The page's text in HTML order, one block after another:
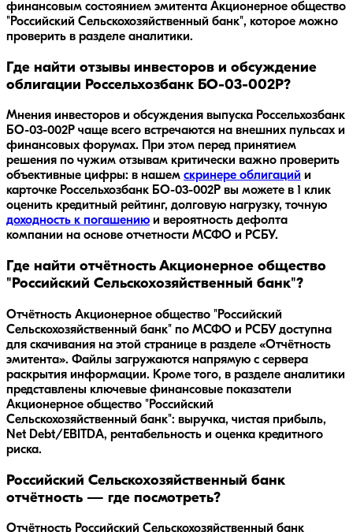
финансовым состоянием эмитента Акционерное общество
"Российский Сельскохозяйственный банк", которое можно
проверить в разделе аналитики.
Где найти отзывы инвесторов и обсуждение
облигации Россельхозбанк БO-03-002P?
Мнения инвесторов и обсуждения выпуска Россельхозбанк
БO-03-002P чаще всего встречаются на внешних пульсах и
финансовых форумах. При этом перед принятием
решения по чужим отзывам критически важно проверить
объективные цифры: в нашем скринере облигаций и
карточке Россельхозбанк БO-03-002P вы можете в 1 клик
оценить кредитный рейтинг, долговую нагрузку, точную
доходность к погашению и вероятность дефолта
компании на основе отчетности МСФО и РСБУ.
Где найти отчётность Акционерное общество
"Российский Сельскохозяйственный банк"?
Отчётность Акционерное общество "Российский
Сельскохозяйственный банк" по МСФО и РСБУ доступна
для скачивания на этой странице в разделе «Отчётность
эмитента». Файлы загружаются напрямую с сервера
раскрытия информации. Кроме того, в разделе аналитики
представлены ключевые финансовые показатели
Акционерное общество "Российский
Сельскохозяйственный банк": выручка, чистая прибыль,
Net Debt/EBITDA, рентабельность и оценка кредитного
риска.
Российский Сельскохозяйственный банк
отчётность — где посмотреть?
Отчётность Российский Сельскохозяйственный банк